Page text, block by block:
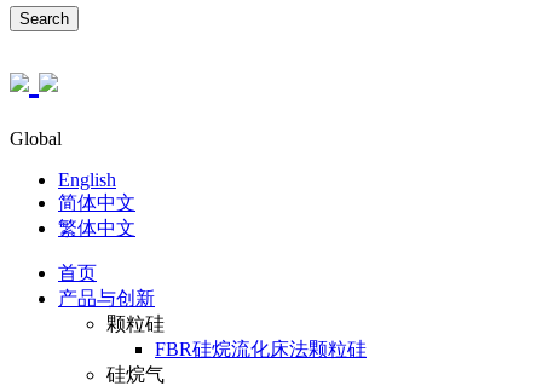
Search
Global
English
简体中文
繁体中文
首页
产品与创新
颗粒硅
FBR硅烷流化床法颗粒硅
硅烷气